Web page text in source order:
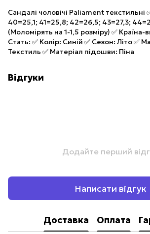
Сандалі чоловічі Paliament текстильні
40=25,1; 41=25,8; 42=26,5; 43=27,3;
(Моломірять на 1-1,5 розміру) ✅
Стать: ✅ Колір: Синій ✅ Сезон: Літо ✅
Текстиль ✅ Матеріал підошви: Піна
Відгуки
Додайте перший
Написати відгук
Доставка Оплата